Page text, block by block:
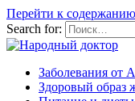
Перейти к содержанию
Search for:
Заболевания от
Здоровый образ